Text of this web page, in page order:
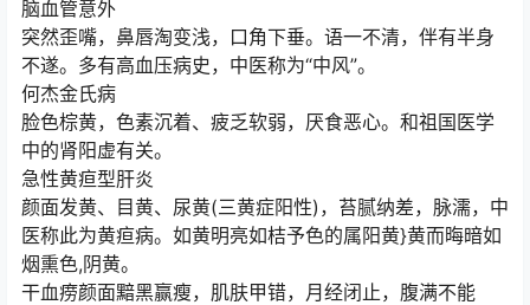
脑血管意外
突然歪嘴，鼻唇淘变浅，口角下垂。语一不清，伴有半身
不遂。多有高血压病史，中医称为“中风”。
何杰金氏病
脸色棕黄，色素沉着、疲乏软弱，厌食恶心。和祖国医学
中的肾阳虚有关。
急性黄疸型肝炎
颜面发黄、目黄、尿黄(三黄症阳性)，苔腻纳差，脉濡，中
医称此为黄疸病。如黄明亮如桔予色的属阳黄}黄而晦暗如
烟熏色,阴黄。
干血痨颜面黯黑赢瘦，肌肤甲错，月经闭止，腹满不能